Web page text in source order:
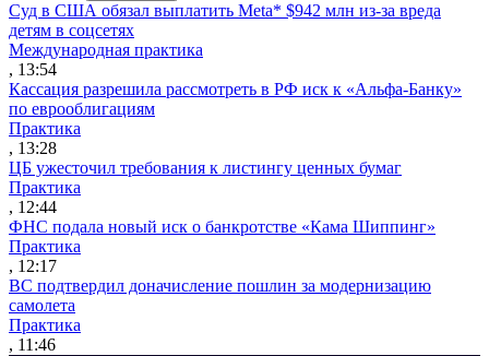
Суд в США обязал выплатить Meta* $942 млн из-за вреда
детям в соцсетях
Международная практика
, 13:54
Кассация разрешила рассмотреть в РФ иск к «Альфа-Банку»
по еврооблигациям
Практика
, 13:28
ЦБ ужесточил требования к листингу ценных бумаг
Практика
, 12:44
ФНС подала новый иск о банкротстве «Кама Шиппинг»
Практика
, 12:17
ВС подтвердил доначисление пошлин за модернизацию
самолета
Практика
, 11:46